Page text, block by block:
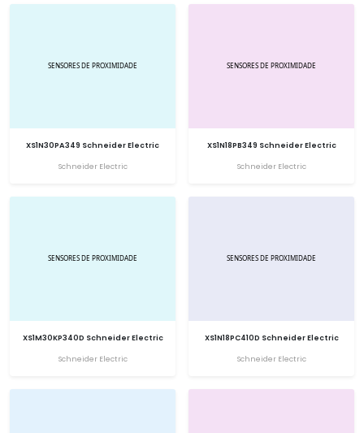
XS1N30PA349 Schneider Electric
Schneider Electric
XS1N18PB349 Schneider Electric
Schneider Electric
XS1M30KP340D Schneider Electric
Schneider Electric
XS1N18PC410D Schneider Electric
Schneider Electric